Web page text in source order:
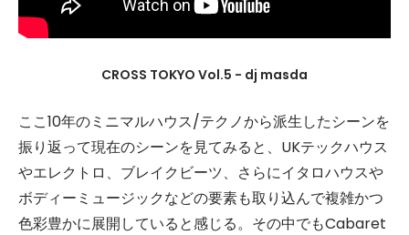
CROSS TOKYO Vol.5 - dj masda
ここ10年のミニマルハウス/テクノから派生したシーンを
振り返って現在のシーンを見てみると、UKテックハウス
やエレクトロ、ブレイクビーツ、さらにイタロハウスや
ボディーミュージックなどの要素も取り込んで複雑かつ
色彩豊かに展開していると感じる。その中でもCabaret